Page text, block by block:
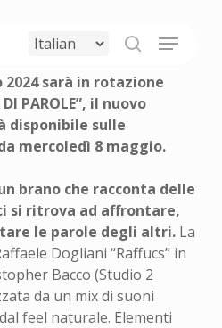
Menu
sarà in rotazione
PAROLE”, il nuovo
disponibile sulle
mercoledì 8 maggio.
brano che racconta delle
si ritrova ad affrontare,
le parole degli altri.La
Dogliani “Raffucs” in
Bacco (Studio 2
da un mix di suoni
feel naturale. Elementi